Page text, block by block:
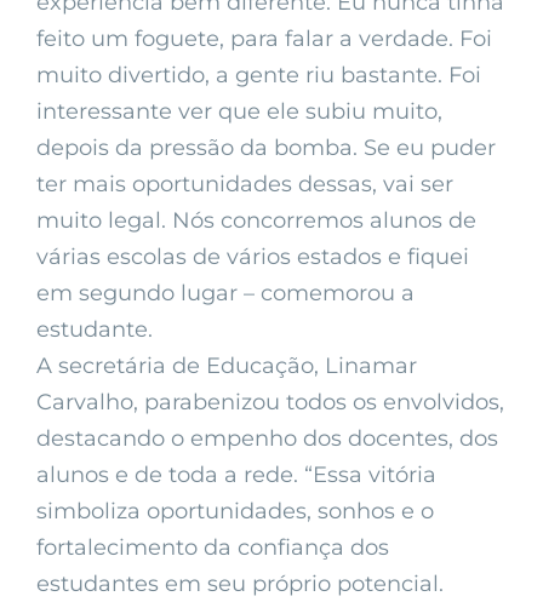
feito um foguete, para falar a verdade. Foi
muito divertido, a gente riu bastante. Foi
interessante ver que ele subiu muito,
depois da pressão da bomba. Se eu puder
ter mais oportunidades dessas, vai ser
muito legal. Nós concorremos alunos de
várias escolas de vários estados e fiquei
em segundo lugar – comemorou a
estudante.
A secretária de Educação, Linamar
Carvalho, parabenizou todos os envolvidos,
destacando o empenho dos docentes, dos
alunos e de toda a rede. “Essa vitória
simboliza oportunidades, sonhos e o
fortalecimento da confiança dos
estudantes em seu próprio potencial.